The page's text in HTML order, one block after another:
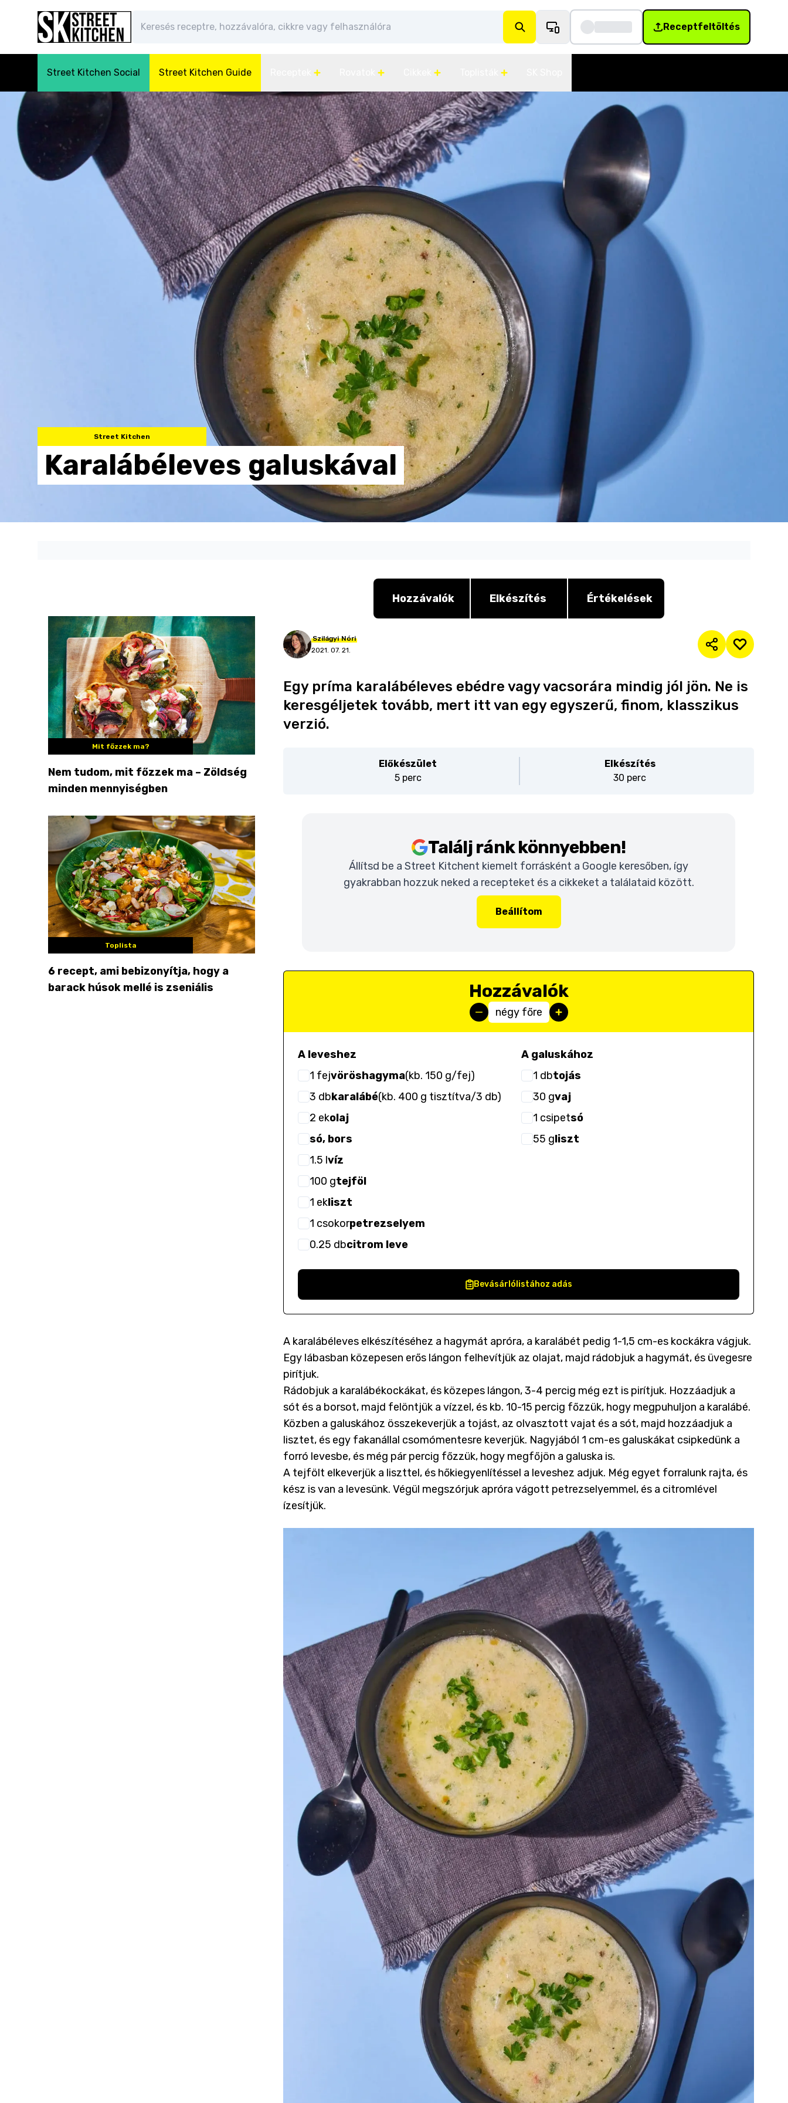
Receptfeltöltés
Street Kitchen Social Street Kitchen Guide
Street Kitchen
Karalábéleves galuskával
Mit főzzek ma?
Nem tudom, mit főzzek ma – Zöldség
minden mennyiségben
Toplista
6 recept, ami bebizonyítja, hogy a
barack húsok mellé is zseniális
Hozzávalók Elkészítés Értékelések
Szilágyi Nóri
2021. 07. 21.
Egy príma karalábéleves ebédre vagy vacsorára mindig jól jön. Ne is
keresgéljetek tovább, mert itt van egy egyszerű, finom, klasszikus
verzió.
Előkészület
5 perc
Elkészítés
30 perc
Találj ránk könnyebben!
Állítsd be a Street Kitchent kiemelt forrásként a Google keresőben, így
gyakrabban hozzuk neked a recepteket és a cikkeket a találataid között.
Beállítom
Hozzávalók
négy főre
A leveshez
1 fejvöröshagyma(kb. 150 g/fej)
3 dbkaralábé(kb. 400 g tisztítva/3 db)
2 ekolaj
só, bors
1.5 lvíz
100 gtejföl
1 ekliszt
1 csokorpetrezselyem
0.25 dbcitrom leve
A galuskához
1 dbtojás
30 gvaj
1 csipetsó
55 gliszt
Bevásárlólistához adás
A karalábéleves elkészítéséhez a hagymát apróra, a karalábét pedig 1-1,5 cm-es kockákra vágjuk.
Egy lábasban közepesen erős lángon felhevítjük az olajat, majd rádobjuk a hagymát, és üvegesre
pirítjuk.
Rádobjuk a karalábékockákat, és közepes lángon, 3-4 percig még ezt is pirítjuk. Hozzáadjuk a
sót és a borsot, majd felöntjük a vízzel, és kb. 10-15 percig főzzük, hogy megpuhuljon a karalábé.
Közben a galuskához összekeverjük a tojást, az olvasztott vajat és a sót, majd hozzáadjuk a
lisztet, és egy fakanállal csomómentesre keverjük. Nagyjából 1 cm-es galuskákat csipkedünk a
forró levesbe, és még pár percig főzzük, hogy megfőjön a galuska is.
A tejfölt elkeverjük a liszttel, és hőkiegyenlítéssel a leveshez adjuk. Még egyet forralunk rajta, és
kész is van a levesünk. Végül megszórjuk apróra vágott petrezselyemmel, és a citromlével
ízesítjük.